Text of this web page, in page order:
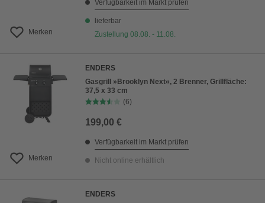
Merken
Verfügbarkeit im Markt prüfen
lieferbar
Zustellung 08.08. - 11.08.
Merken
ENDERS
Gasgrill »Brooklyn Next«, 2 Brenner, Grillfläche:
37,5 x 33 cm
(6)
199,00 €
Verfügbarkeit im Markt prüfen
Nicht online erhältlich
ENDERS